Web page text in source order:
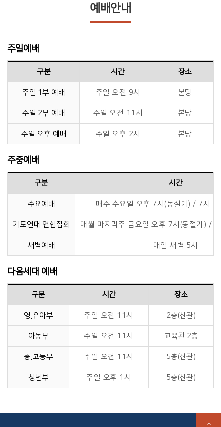
예배안내
주일예배
구분 시간 장소
주일 1부 예배 주일 오전 9시 본당
주일 2부 예배 주일 오전 11시 본당
주일 오후 예배 주일 오후 2시 본당
주중예배
구분 시간
수요예배 매주 수요일 오후 7시(동절기) / 7시
기도연대 연합집회 매월 마지막주 금요일 오후 7시(동절기) /
새벽예배 매일 새벽 5시
다음세대 예배
구분 시간 장소
영,유아부 주일 오전 11시 2층(신관)
아동부 주일 오전 11시 교육관 2층
중,고등부 주일 오전 11시 5층(신관)
청년부 주일 오후 1시 5층(신관)